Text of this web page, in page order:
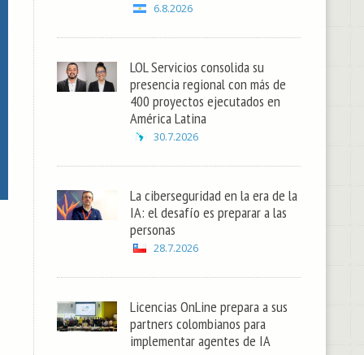
6.8.2026
LOL Servicios consolida su
presencia regional con más de
400 proyectos ejecutados en
América Latina
30.7.2026
La ciberseguridad en la era de la
IA: el desafío es preparar a las
personas
28.7.2026
Licencias OnLine prepara a sus
partners colombianos para
implementar agentes de IA